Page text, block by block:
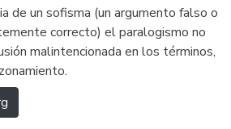
de un sofisma (un argumento falso o
correcto) el paralogismo no
malintencionada en los términos,